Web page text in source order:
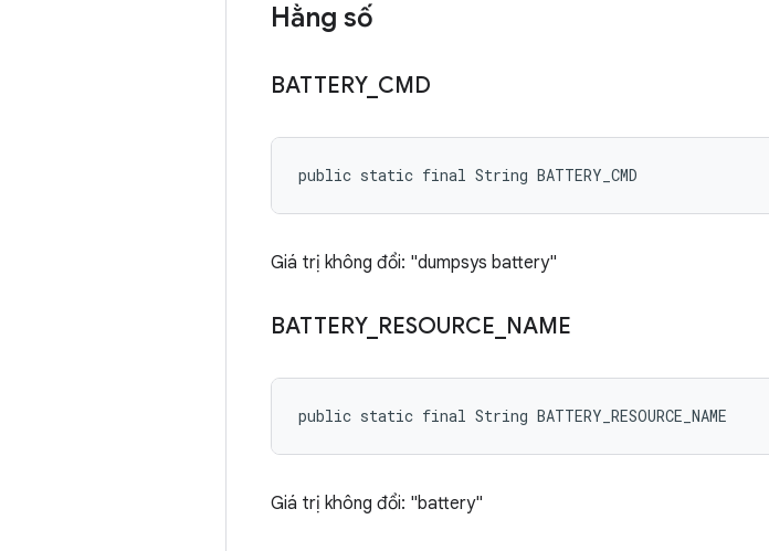
Hằng số
BATTERY_ CMD
public static final String BATTERY_CMD
Giá trị không đổi: "dumpsys battery"
BATTERY_ RESOURCE NAME
public static final String BATTERY_RESOURCE_NAME
Giá trị không đổi: "battery"